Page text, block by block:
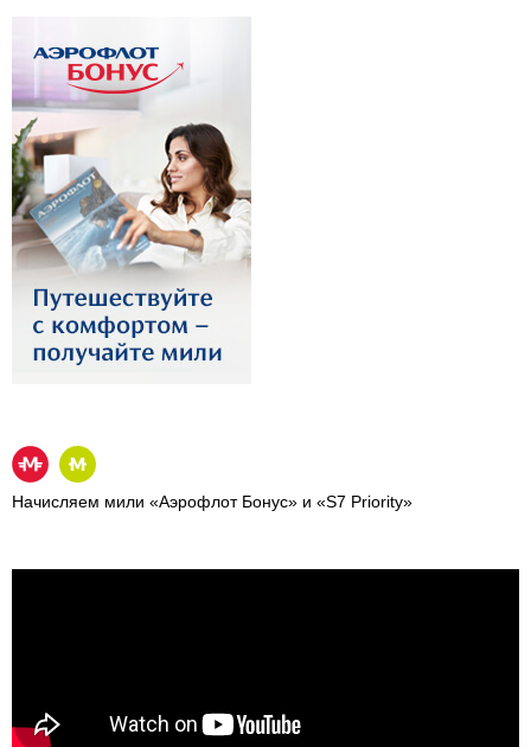
Начисляем мили «Аэрофлот Бонус» и «S7 Priority»